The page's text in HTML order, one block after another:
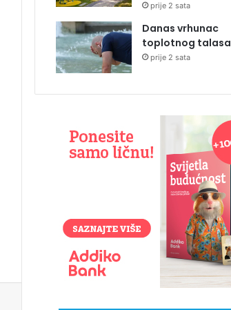
prije 2 sata
Danas vrhunac
toplotnog talasa
prije 2 sata